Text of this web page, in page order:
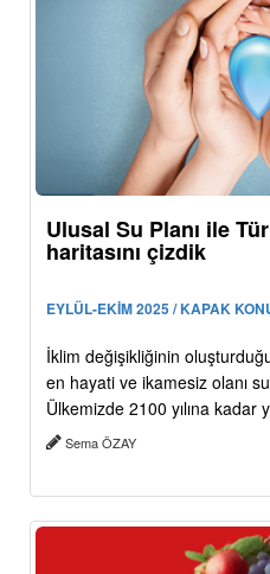
Ulusal Su Planı ile
haritasını çizdik
EYLÜL-EKİM 2025 / KAPAK
İklim değişikliğinin
en hayati ve ikamesiz olanı
Ülkemizde 2100 yılına kadar
Sema ÖZAY